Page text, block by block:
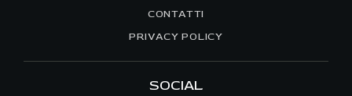
CONTATTI
PRIVACY POLICY
SOCIAL